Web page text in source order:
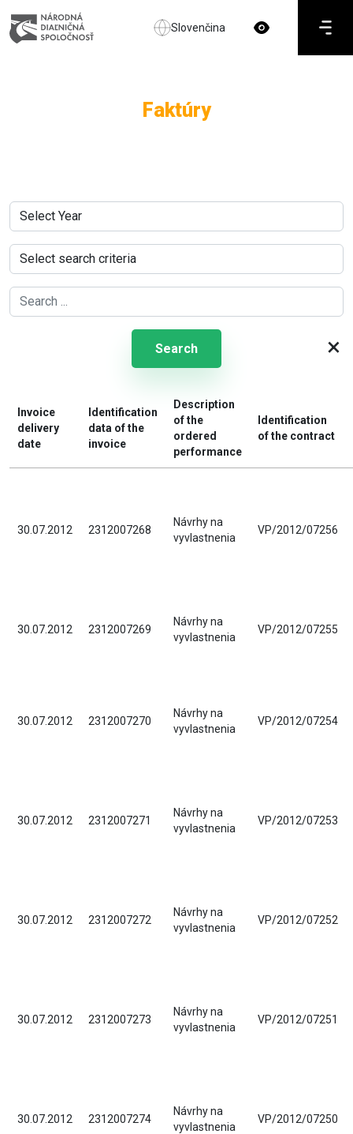
Slovenčina
Faktúry
Search ×
Invoice
delivery
date
Identification
data of the
invoice
Description
of the
ordered
performance
Identification
of the contract
30.07.2012 2312007268
Návrhy na
vyvlastnenia
VP/2012/07256
30.07.2012 2312007269
Návrhy na
vyvlastnenia
VP/2012/07255
30.07.2012 2312007270
Návrhy na
vyvlastnenia
VP/2012/07254
30.07.2012 2312007271
Návrhy na
vyvlastnenia
VP/2012/07253
30.07.2012 2312007272
Návrhy na
vyvlastnenia
VP/2012/07252
30.07.2012 2312007273
Návrhy na
vyvlastnenia
VP/2012/07251
30.07.2012 2312007274
Návrhy na
vyvlastnenia
VP/2012/07250